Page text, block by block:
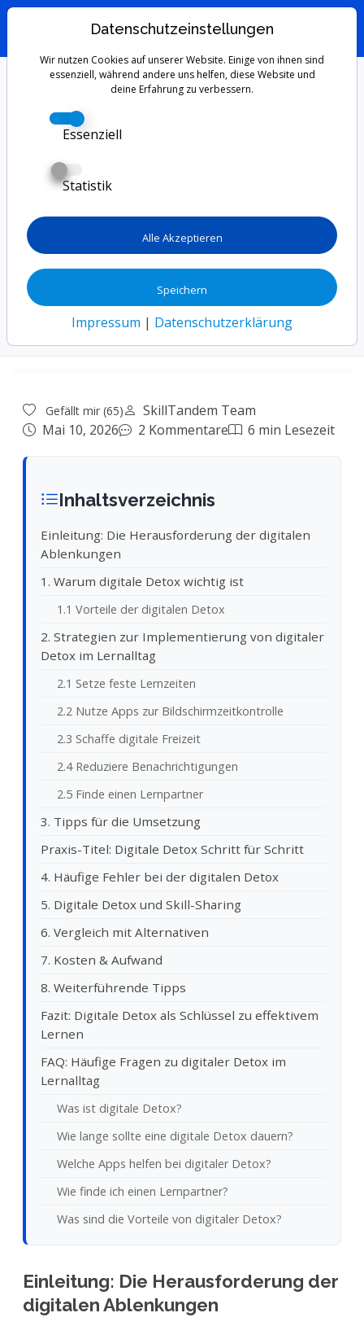
Wie kannst du
digitale Detox in
deinen Lernalltag
Digitale Detox ist entscheidend für effizientes
Lernen. Entdecke, wie du digitale Ablenkungen
minimieren und fokussiert lernen kannst.
Blog Wie kannst du digitale Detox in deinen Lernalltag
Gefällt mir (65)
SkillTandem Team
Mai 10, 2026
2 Kommentare 6 min Lesezeit
Inhaltsverzeichnis
Einleitung: Die Herausforderung der digitalen
Ablenkungen
1. Warum digitale Detox wichtig ist
1.1 Vorteile der digitalen Detox
2. Strategien zur Implementierung von digitaler
Detox im Lernalltag
2.1 Setze feste Lernzeiten
2.2 Nutze Apps zur Bildschirmzeitkontrolle
2.3 Schaffe digitale Freizeit
2.4 Reduziere Benachrichtigungen
2.5 Finde einen Lernpartner
3. Tipps für die Umsetzung
Praxis-Titel: Digitale Detox Schritt für Schritt
4. Häufige Fehler bei der digitalen Detox
5. Digitale Detox und Skill-Sharing
6. Vergleich mit Alternativen
7. Kosten & Aufwand
8. Weiterführende Tipps
Fazit: Digitale Detox als Schlüssel zu effektivem
Lernen
FAQ: Häufige Fragen zu digitaler Detox im
Lernalltag
Was ist digitale Detox?
Wie lange sollte eine digitale Detox dauern?
Welche Apps helfen bei digitaler Detox?
Wie finde ich einen Lernpartner?
Was sind die Vorteile von digitaler Detox?
Einleitung: Die Herausforderung der
digitalen Ablenkungen
Datenschutzeinstellungen
Wir nutzen Cookies auf unserer Website. Einige von ihnen sind
essenziell, während andere uns helfen, diese Website und
deine Erfahrung zu verbessern.
Essenziell
Statistik
Alle Akzeptieren
Speichern
Impressum | Datenschutzerklärung